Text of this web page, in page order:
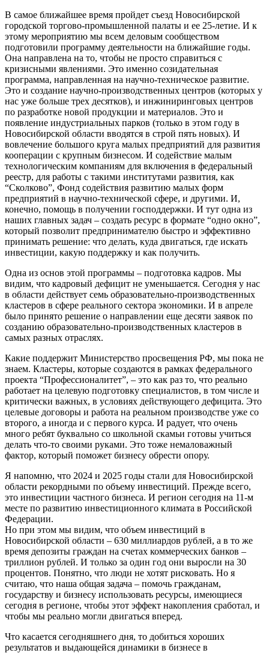
В самое ближайшее время пройдет съезд Новосибирской
городской торгово-промышленной палаты и ее 25-летие. И к
этому мероприятию мы всем деловым сообществом
подготовили программу деятельности на ближайшие годы.
Она направлена на то, чтобы не просто справиться с
кризисными явлениями. Это именно созидательная
программа, направленная на научно-техническое развитие.
Это и создание научно-производственных центров (которых у
нас уже больше трех десятков), и инжиниринговых центров
по разработке новой продукции и материалов. Это и
появление индустриальных парков (только в этом году в
Новосибирской области вводятся в строй пять новых). И
вовлечение большого круга малых предприятий для развития
кооперации с крупным бизнесом. И содействие малым
технологическим компаниям для включения в федеральный
реестр, для работы с такими институтами развития, как
“Сколково”, Фонд содействия развитию малых форм
предприятий в научно-технической сфере, и другими. И,
конечно, помощь в получении господдержки. И тут одна из
наших главных задач – создать ресурс в формате “одно окно”,
который позволит предпринимателю быстро и эффективно
принимать решение: что делать, куда двигаться, где искать
инвестиции, какую поддержку и как получить.
Одна из основ этой программы – подготовка кадров. Мы
видим, что кадровый дефицит не уменьшается. Сегодня у нас
в области действует семь образовательно-производственных
кластеров в сфере реального сектора экономики. И в апреле
было принято решение о направлении еще десяти заявок по
созданию образовательно-производственных кластеров в
самых разных отраслях.
Какие поддержит Министерство просвещения РФ, мы пока не
знаем. Кластеры, которые создаются в рамках федерального
проекта “Профессионалитет”, – это как раз то, что реально
работает на целевую подготовку специалистов, в том числе и
критически важных, в условиях действующего дефицита. Это
целевые договоры и работа на реальном производстве уже со
второго, а иногда и с первого курса. И радует, что очень
много ребят буквально со школьной скамьи готовы учиться
делать что-то своими руками. Это тоже немаловажный
фактор, который поможет бизнесу обрести опору.
Я напомню, что 2024 и 2025 годы стали для Новосибирской
области рекордными по объему инвестиций. Прежде всего,
это инвестиции частного бизнеса. И регион сегодня на 11-м
месте по развитию инвестиционного климата в Российской
Федерации.
Но при этом мы видим, что объем инвестиций в
Новосибирской области – 630 миллиардов рублей, а в то же
время депозиты граждан на счетах коммерческих банков –
триллион рублей. И только за один год они выросли на 30
процентов. Понятно, что люди не хотят рисковать. Но я
считаю, что наша общая задача – помочь гражданам,
государству и бизнесу использовать ресурсы, имеющиеся
сегодня в регионе, чтобы этот эффект накопления сработал, и
чтобы мы реально могли двигаться вперед.
Что касается сегодняшнего дня, то добиться хороших
результатов и выдающейся динамики в бизнесе в